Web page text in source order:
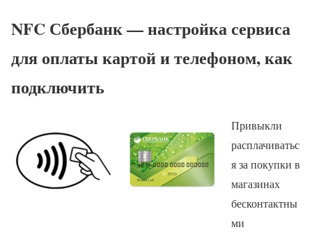
NFC Сбербанк — настройка сервиса
для оплаты картой и телефоном, как
подключить
Привыкли
расплачиватьс
я за покупки в
магазинах
бесконтактны
ми